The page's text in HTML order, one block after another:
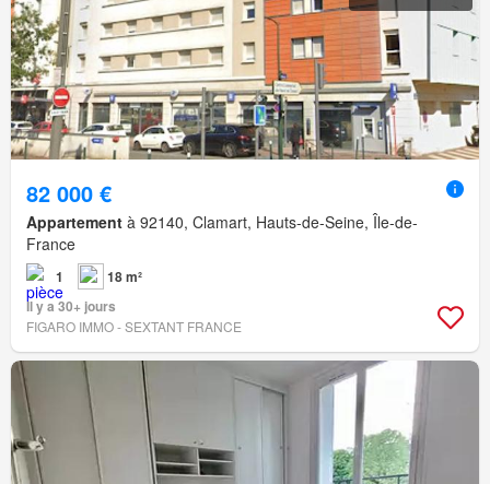
82 000 €
Appartement à 92140, Clamart, Hauts-de-Seine, Île-de-
France
1
18 m²
Il y a 30+ jours
FIGARO IMMO - SEXTANT FRANCE